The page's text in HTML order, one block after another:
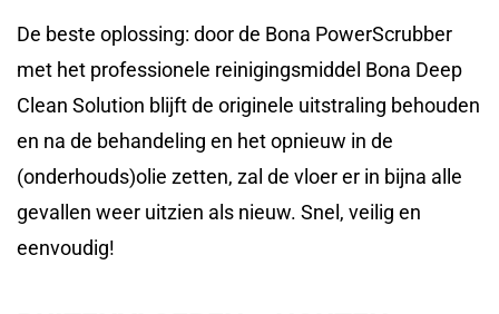
De beste oplossing: door de Bona PowerScrubber
met het professionele reinigingsmiddel Bona Deep
Clean Solution blijft de originele uitstraling behouden
en na de behandeling en het opnieuw in de
(onderhouds)olie zetten, zal de vloer er in bijna alle
gevallen weer uitzien als nieuw. Snel, veilig en
eenvoudig!